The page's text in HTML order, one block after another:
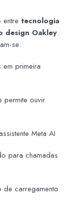
entretecnologia
design Oakley.
se:
primeira
permite ouvir
Meta AI
para chamadas
de carregamento